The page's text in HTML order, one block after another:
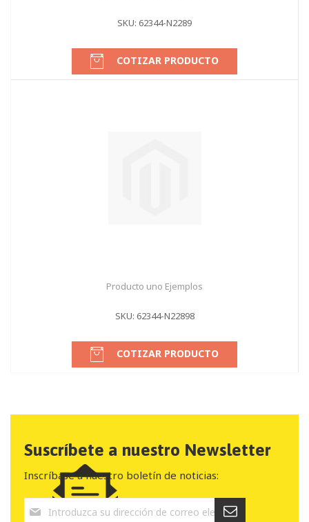
SKU: 62344-N2289
COTIZAR PRODUCTO
Producto uno Ejemplos
SKU: 62344-N22898
COTIZAR PRODUCTO
Suscríbete a nuestro Newsletter
Inscríbase a nuestro boletín de noticias: